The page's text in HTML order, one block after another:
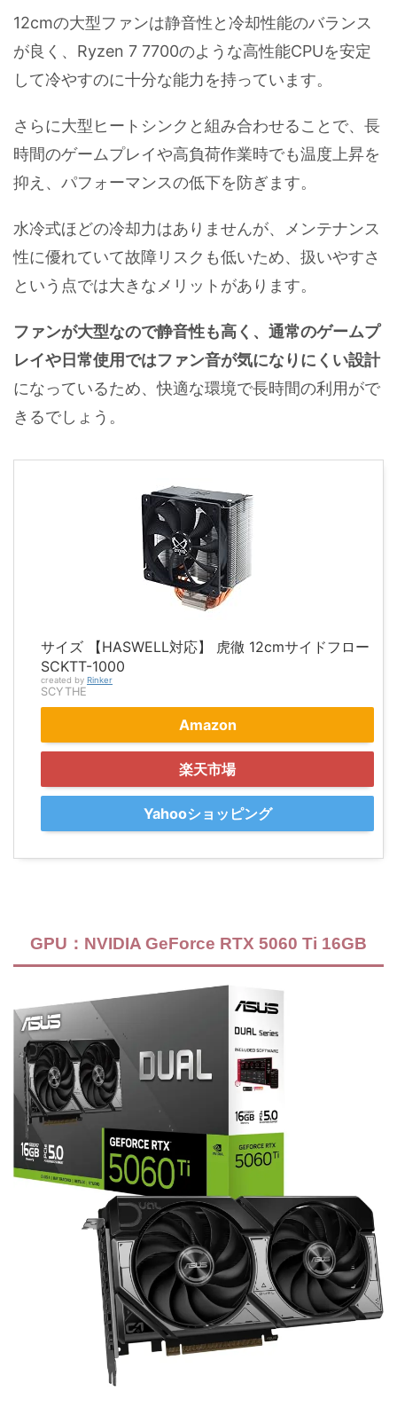
12cmの大型ファンは静音性と冷却性能のバランス
が良く、Ryzen 7 7700のような高性能CPUを安定
して冷やすのに十分な能力を持っています。
さらに大型ヒートシンクと組み合わせることで、長
時間のゲームプレイや高負荷作業時でも温度上昇を
抑え、パフォーマンスの低下を防ぎます。
水冷式ほどの冷却力はありませんが、メンテナンス
性に優れていて故障リスクも低いため、扱いやすさ
という点では大きなメリットがあります。
ファンが大型なので静音性も高く、通常のゲームプ
レイや日常使用ではファン音が気になりにくい設計
になっているため、快適な環境で長時間の利用がで
きるでしょう。
サイズ 【HASWELL対応】 虎徹 12cmサイドフロー
SCKTT-1000
created by Rinker
SCYTHE
Amazon
楽天市場
Yahooショッピング
GPU：NVIDIA GeForce RTX 5060 Ti 16GB